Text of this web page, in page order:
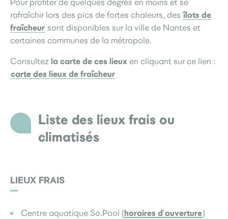
Pour profiter de quelques degrés en moins et se
rafraîchir lors des pics de fortes chaleurs, des îlots de
fraîcheur sont disponibles sur la ville de Nantes et
certaines communes de la métropole.
Consultezla carte de ces lieux en cliquant sur ce lien :
carte des lieux de fraîcheur
Liste des lieux frais ou
climatisés
LIEUX FRAIS
Centre aquatique So.Pool (horaires d’ouverture)